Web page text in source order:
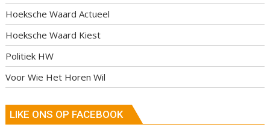
Hoeksche Waard Actueel
Hoeksche Waard Kiest
Politiek HW
Voor Wie Het Horen Wil
LIKE ONS OP FACEBOOK